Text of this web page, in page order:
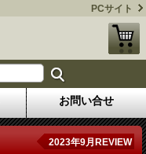
PCサイト
お問い合せ
2023年9月REVIEW